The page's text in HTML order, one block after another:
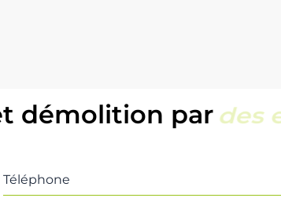
démolition par une
Téléphone